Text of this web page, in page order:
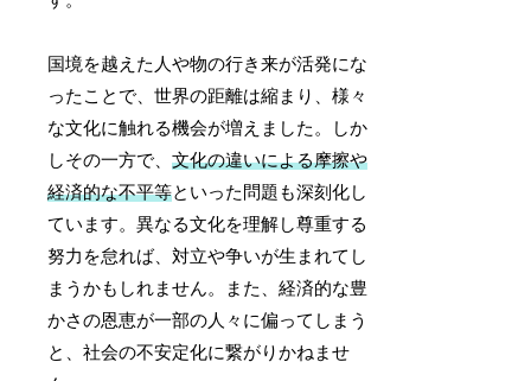
国境を越えた人や物の行き来が活発にな
ったことで、世界の距離は縮まり、様々
な文化に触れる機会が増えました。しか
しその一方で、文化の違いによる摩擦や
経済的な不平等といった問題も深刻化し
ています。異なる文化を理解し尊重する
努力を怠れば、対立や争いが生まれてし
まうかもしれません。また、経済的な豊
かさの恩恵が一部の人々に偏ってしまう
と、社会の不安定化に繋がりかねませ